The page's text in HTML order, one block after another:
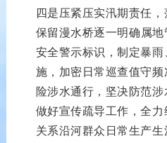
四是压紧压实汛期责任，
保留漫水桥逐一明确 属地
安全警示标识，制定暴雨
施，加密日常巡查值守频
险涉水通行， 坚决防范涉
做好宣传疏导工作 ，全力
关系沿河群众 日常生产生